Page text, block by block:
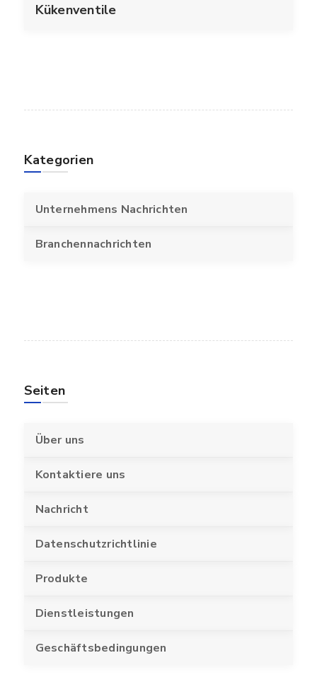
Kükenventile
Kategorien
Unternehmens Nachrichten
Branchennachrichten
Seiten
Über uns
Kontaktiere uns
Nachricht
Datenschutzrichtlinie
Produkte
Dienstleistungen
Geschäftsbedingungen